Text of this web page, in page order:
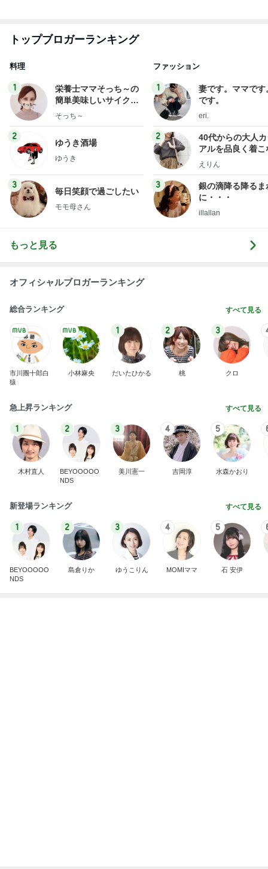
トップブロガーランキング
料理
1
栄養士ママそっち～の
簡単美味しいサイクル
献立
そっち～
2
ゆうき酒場
ゆうき
3
毎日笑顔で過ごしたい
モモ母さん
ファッション
1
妻です。ママです
です。
eri.
2
40代からの大人
アルを品良く着こ
ファッションブロ
えりん
3
銀の滴降る降るま
に・・・
illallan
もっと見る
オフィシャルブロガーランキング
総合ランキング すべて見る
市川團十郎白
猿
小林麻央
1
だいたひかる
2
桃
3
クロ
急上昇ランキング すべて見る
1
木村直人
2
BEYOOOOO
NDS
3
美川憲一
4
吉岡淳
5
水森かおり
新登場ランキング すべて見る
1
BEYOOOOO
NDS
2
島倉りか
3
ゆうこりん
4
MOMIママ
5
石 安伊